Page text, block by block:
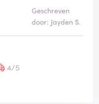
Geschreven
door: Jayden S.
4/5